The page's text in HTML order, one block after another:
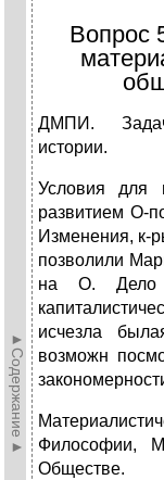
►Содержание►
Вопрос
ДМПИ.
истории.
Условия для
развитием О-
Изменения, к-
позволили
на О.
исчезла
возможн
Философии,
Обществе.